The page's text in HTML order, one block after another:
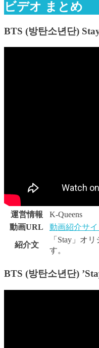
ビデオ まとめ
BTS (방탄소년단)
運営情報
K-Queens
動画URL
動画紹介サ
紹介文
「Stay」オ
す。
BTS (방탄소년단)